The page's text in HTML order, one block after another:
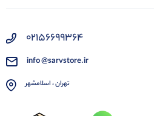
02156699364
info @sarvstore.ir
تهران ، اسلامشهر